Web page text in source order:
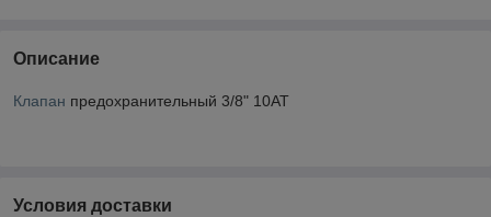
Описание
Клапан предохранительный 3/8" 10AT
Условия доставки